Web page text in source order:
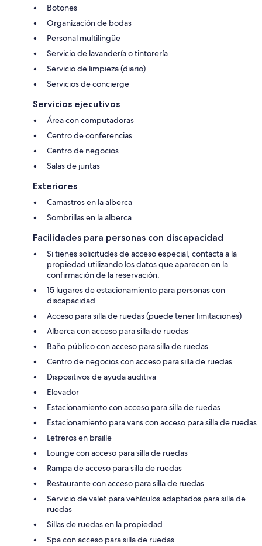
Botones
Organización de bodas
Personal multilingüe
Servicio de lavandería o tintorería
Servicio de limpieza (diario)
Servicios de concierge
Servicios ejecutivos
Área con computadoras
Centro de conferencias
Centro de negocios
Salas de juntas
Exteriores
Camastros en la alberca
Sombrillas en la alberca
Facilidades para personas con discapacidad
Si tienes solicitudes de acceso especial, contacta a la
propiedad utilizando los datos que aparecen en la
confirmación de la reservación.
15 lugares de estacionamiento para personas con
discapacidad
Acceso para silla de ruedas (puede tener limitaciones)
Alberca con acceso para silla de ruedas
Baño público con acceso para silla de ruedas
Centro de negocios con acceso para silla de ruedas
Dispositivos de ayuda auditiva
Elevador
Estacionamiento con acceso para silla de ruedas
Estacionamiento para vans con acceso para silla de ruedas
Letreros en braille
Lounge con acceso para silla de ruedas
Rampa de acceso para silla de ruedas
Restaurante con acceso para silla de ruedas
Servicio de valet para vehículos adaptados para silla de
ruedas
Sillas de ruedas en la propiedad
Spa con acceso para silla de ruedas